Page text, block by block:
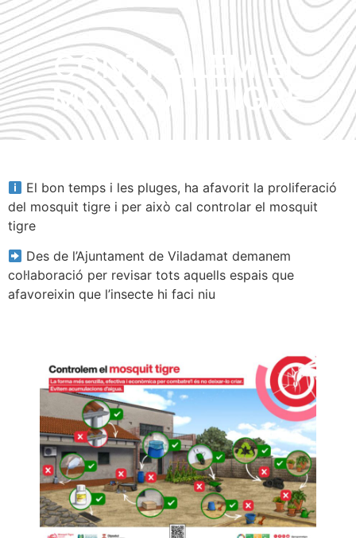
CONTROLEM EL
MOSQUIT TIGRE
El bon temps i les pluges, ha afavorit la proliferació
del mosquit tigre i per això cal controlar el mosquit
tigre
Des de l’Ajuntament de Viladamat demanem
col·laboració per revisar tots aquells espais que
afavoreixin que l’insecte hi faci niu